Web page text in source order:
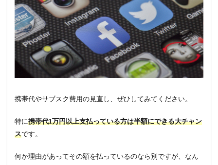
携帯代やサブスク費用の見直し、ぜひしてみてください。
特に携帯代1万円以上支払っている方は半額にできる大チャン
スです。
何か理由があってその額を払っているのなら別ですが、なん